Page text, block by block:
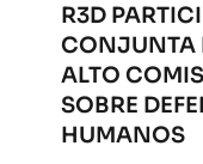
R3D
CONJUNTA
ALTO
SOBRE
HUMANOS